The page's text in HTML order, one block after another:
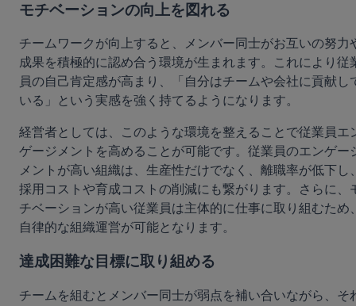
モチベーションの向上を図れる
チームワークが向上すると、メンバー同士がお互いの努力
成果を積極的に認め合う環境が生まれます。これにより従
員の自己肯定感が高まり、「自分はチームや会社に貢献し
いる」という実感を強く持てるようになります。
経営者としては、このような環境を整えることで従業員エ
ゲージメントを高めることが可能です。従業員のエンゲー
メントが高い組織は、生産性だけでなく、離職率が低下し
採用コストや育成コストの削減にも繋がります。さらに、
チベーションが高い従業員は主体的に仕事に取り組むため
自律的な組織運営が可能となります。
達成困難な目標に取り組める
チームを組むとメンバー同士が弱点を補い合いながら、そ